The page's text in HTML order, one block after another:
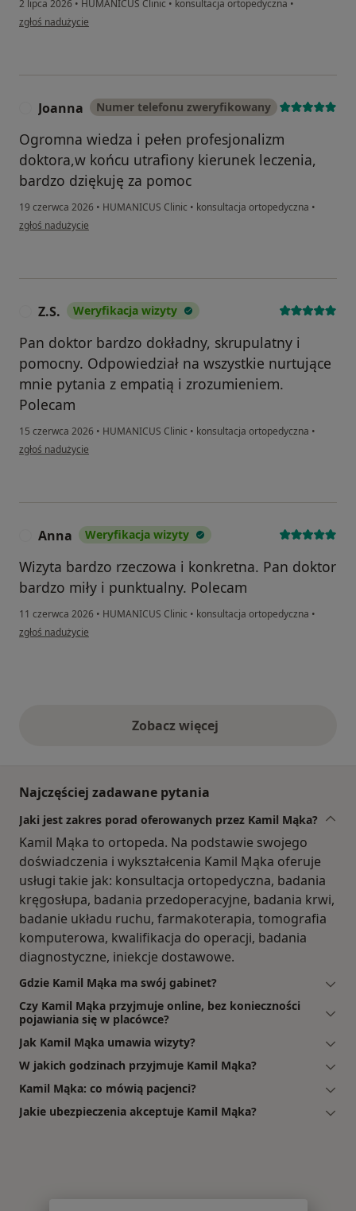
2 lipca 2026 • HUMANICUS Clinic • konsultacja ortopedyczna •
w opinii użytkownika Danuta
zgłoś nadużycie
Joanna Numer telefonu zweryfikowany
Ogromna wiedza i pełen profesjonalizm
doktora,w końcu utrafiony kierunek leczenia,
bardzo dziękuję za pomoc
19 czerwca 2026 • HUMANICUS Clinic • konsultacja ortopedyczna •
w opinii użytkownika Joanna
zgłoś nadużycie
Z.S. Weryfikacja wizyty
Pan doktor bardzo dokładny, skrupulatny i
pomocny. Odpowiedział na wszystkie nurtujące
mnie pytania z empatią i zrozumieniem.
Polecam
15 czerwca 2026 • HUMANICUS Clinic • konsultacja ortopedyczna •
w opinii użytkownika Z.S.
zgłoś nadużycie
Anna Weryfikacja wizyty
Wizyta bardzo rzeczowa i konkretna. Pan doktor
bardzo miły i punktualny. Polecam
11 czerwca 2026 • HUMANICUS Clinic • konsultacja ortopedyczna •
w opinii użytkownika Anna
zgłoś nadużycie
Zobacz więcejopinie powyżej
Najczęściej zadawane pytania
Jaki jest zakres porad oferowanych przez Kamil Mąka?
Kamil Mąka to ortopeda. Na podstawie swojego
doświadczenia i wykształcenia Kamil Mąka oferuje
usługi takie jak: konsultacja ortopedyczna, badania
kręgosłupa, badania przedoperacyjne, badania krwi,
badanie układu ruchu, farmakoterapia, tomografia
komputerowa, kwalifikacja do operacji, badania
diagnostyczne, iniekcje dostawowe.
Gdzie Kamil Mąka ma swój gabinet?
Czy Kamil Mąka przyjmuje online, bez konieczności
pojawiania się w placówce?
Jak Kamil Mąka umawia wizyty?
W jakich godzinach przyjmuje Kamil Mąka?
Kamil Mąka: co mówią pacjenci?
Jakie ubezpieczenia akceptuje Kamil Mąka?